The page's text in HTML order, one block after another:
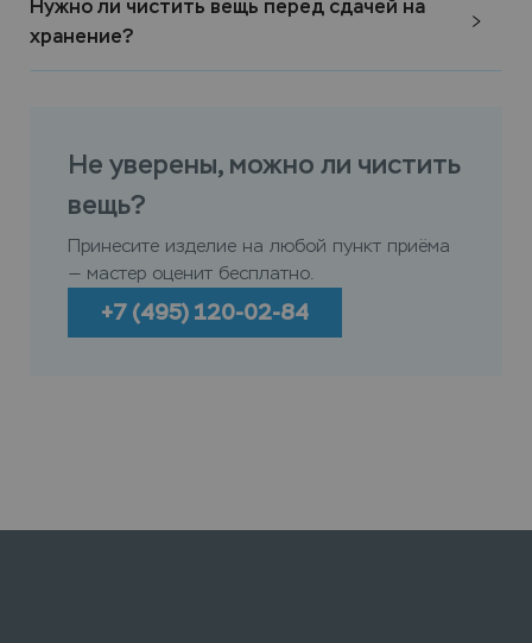
Нужно ли чистить вещь перед сдачей на
хранение?
Не уверены, можно ли чистить
вещь?
Принесите изделие на любой пункт приёма
— мастер оценит бесплатно.
+7 (495) 120-02-84